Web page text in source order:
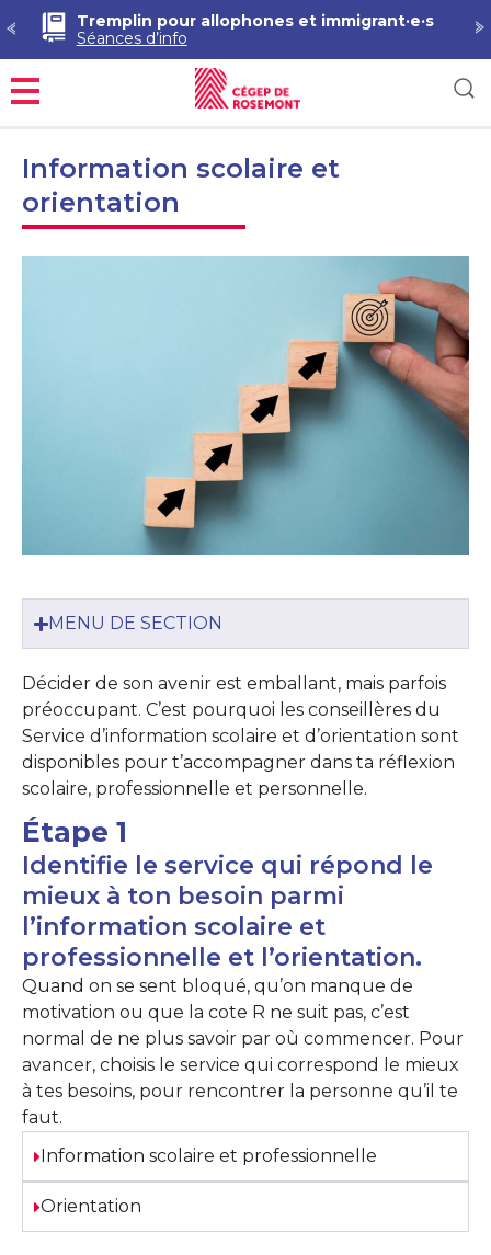
Tremplin pour allophones et immigrant·e·s
Séances d’info
Menu
Information scolaire et
orientation
MENU DE SECTION
Décider de son avenir est emballant, mais parfois
préoccupant. C’est pourquoi les conseillères du
Service d’information scolaire et d’orientation sont
disponibles pour t’accompagner dans ta réflexion
scolaire, professionnelle et personnelle.
Étape 1
Identifie le service qui répond le
mieux à ton besoin parmi
l’information scolaire et
professionnelle et l’orientation.
Quand on se sent bloqué, qu’on manque de
motivation ou que la cote R ne suit pas, c’est
normal de ne plus savoir par où commencer. Pour
avancer, choisis le service qui correspond le mieux
à tes besoins, pour rencontrer la personne qu’il te
faut.
Information scolaire et professionnelle
Orientation